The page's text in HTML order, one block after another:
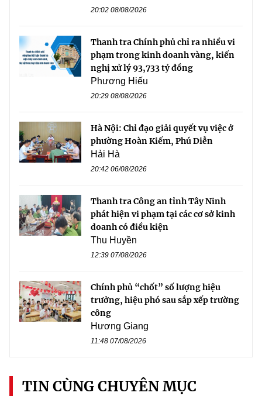
20:02 08/08/2026
Thanh tra Chính phủ chỉ ra nhiều vi
phạm trong kinh doanh vàng, kiến
nghị xử lý 93,733 tỷ đồng
Phương Hiếu
20:29 08/08/2026
Hà Nội: Chỉ đạo giải quyết vụ việc ở
phường Hoàn Kiếm, Phú Diễn
Hải Hà
20:42 06/08/2026
Thanh tra Công an tỉnh Tây Ninh
phát hiện vi phạm tại các cơ sở kinh
doanh có điều kiện
Thu Huyền
12:39 07/08/2026
Chính phủ “chốt” số lượng hiệu
trưởng, hiệu phó sau sắp xếp trường
công
Hương Giang
11:48 07/08/2026
TIN CÙNG CHUYÊN MỤC